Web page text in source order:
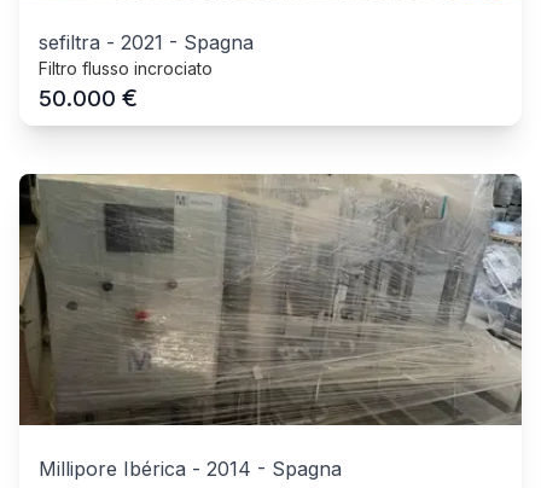
sefiltra - 2021 - Spagna
Filtro flusso incrociato
50.000 €
Millipore Ibérica - 2014 - Spagna